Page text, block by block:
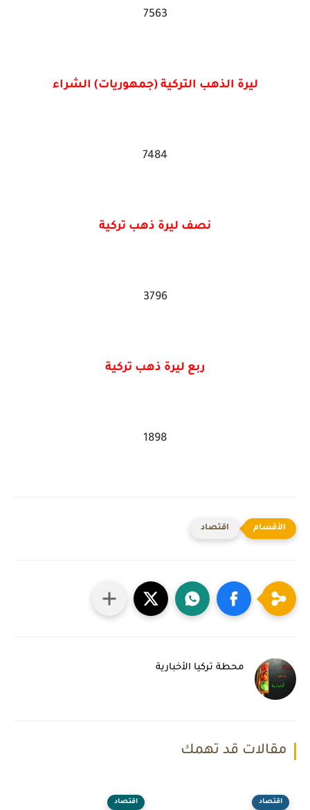
7563
ليرة الذهب التركية (جمهوريات) الشراء
7484
نصف ليرة ذهب تركية
3796
ربع ليرة ذهب تركية
1898
اقتصاد
محطة تركيا الأخبارية
مقالات قد تهمك
اقتصاد اقتصاد